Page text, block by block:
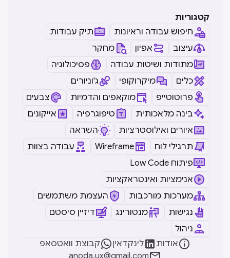
קטגוריות
חיפוש עבודה וראיונות
תיק עבודות
עיצוב
אפיון
מחקר
מתודות ושיטות עבודה
פסיכולוגיה
כלים
מיקרוקופי
ג'וניורים
פרוטוטייפ
מוקאפים והדמיות
צבעים
בינה מלאכותית
טיפוגרפיה
אייקונים
איורים ואילוסטרציות
השראה
תרגילי לוח
Wireframe
עבודה בצוות
Low Code פיתוח
אנימציות ואינטראקציות
מערכות מורכבות
העצמת משתמשים
נגישות
מנטורינג
דיזיין סיסטם
ניהול
אודות לינקדאין קבוצת וואטסאפ